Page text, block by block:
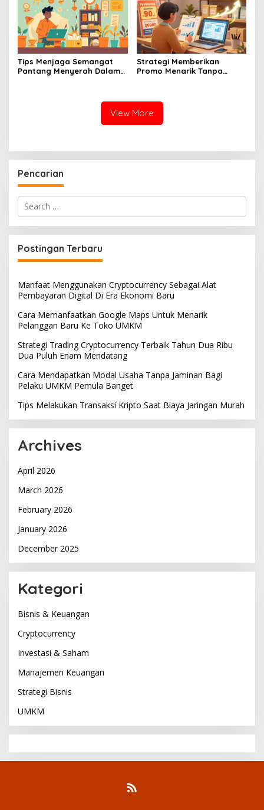
Tips Menjaga Semangat
Pantang Menyerah Dalam
Strategi Memberikan
Promo Menarik Tanpa
View More
Pencarian
Search
for:
Postingan Terbaru
Manfaat Menggunakan Cryptocurrency Sebagai Alat
Pembayaran Digital Di Era Ekonomi Baru
Cara Memanfaatkan Google Maps Untuk Menarik
Pelanggan Baru Ke Toko UMKM
Strategi Trading Cryptocurrency Terbaik Tahun Dua Ribu
Dua Puluh Enam Mendatang
Cara Mendapatkan Modal Usaha Tanpa Jaminan Bagi
Pelaku UMKM Pemula Banget
Tips Melakukan Transaksi Kripto Saat Biaya Jaringan Murah
Archives
April 2026
March 2026
February 2026
January 2026
December 2025
Kategori
Bisnis & Keuangan
Cryptocurrency
Investasi & Saham
Manajemen Keuangan
Strategi Bisnis
UMKM